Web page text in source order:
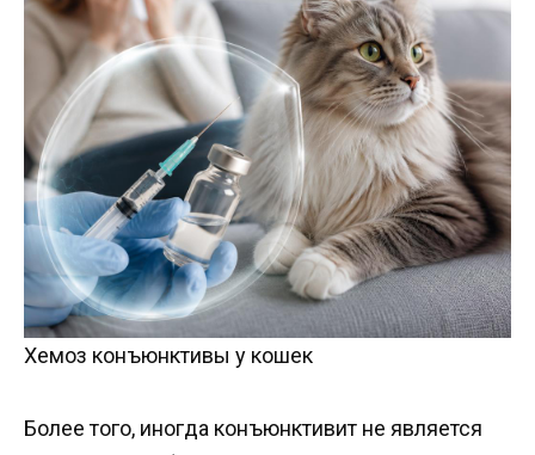
Хемоз конъюнктивы у кошек
Более того, иногда конъюнктивит не является